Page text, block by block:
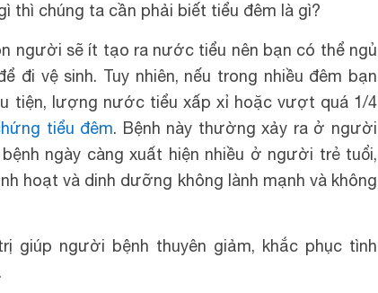
thì chúng ta cần phải biết tiểu đêm là gì?
người sẽ ít tạo ra nước tiểu nên bạn có thể ngủ
đi vệ sinh. Tuy nhiên, nếu trong nhiều đêm bạn
tiện, lượng nước tiểu xấp xỉ hoặc vượt quá 1/4
tiểu đêm. Bệnh này thường xảy ra ở người
ngày càng xuất hiện nhiều ở người trẻ tuổi,
hoạt và dinh dưỡng không lành mạnh và không
giúp người bệnh thuyên giảm, khắc phục tình